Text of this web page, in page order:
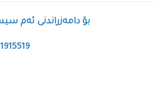
بۆ دامەزراندنی ئەم